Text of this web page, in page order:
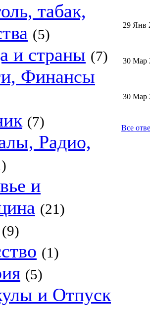
табак,
(5)
и страны (7)
Финансы
(7)
Радио,
и
(21)
(9)
(1)
(5)
и Отпуск
29 Янв
30 Мар
30 Мар
Все